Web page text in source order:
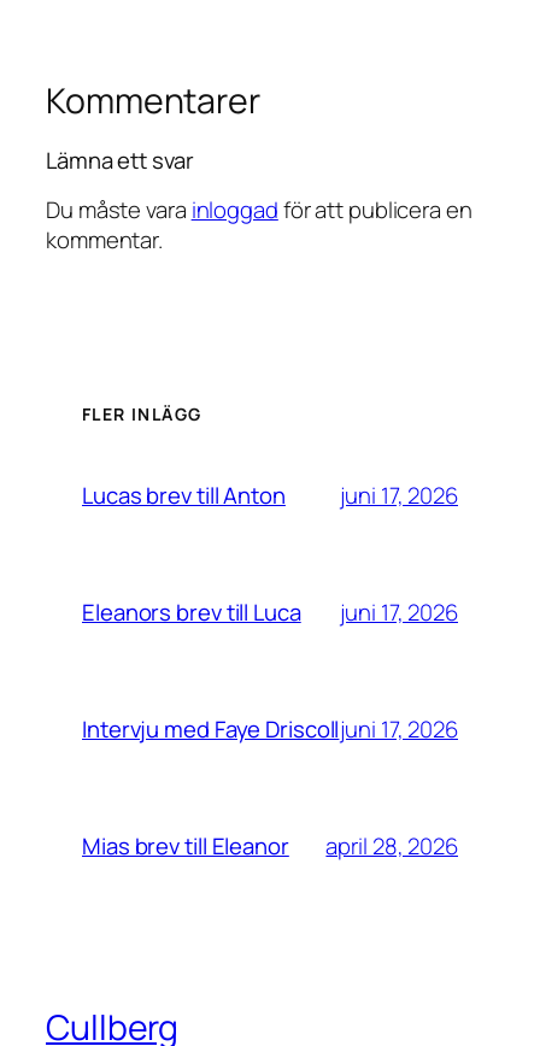
Kommentarer
Lämna ett svar
Du måste vara inloggadför att publicera en
kommentar.
FLER INLÄGG
Lucas brev till Anton juni 17, 2026
Eleanors brev till Luca juni 17, 2026
Intervju med Faye Driscolljuni 17, 2026
Mias brev till Eleanor april 28, 2026
Cullberg